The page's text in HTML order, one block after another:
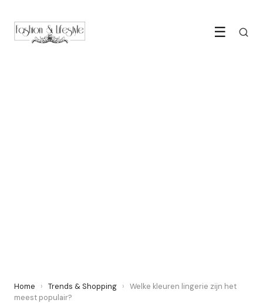
☰
Home › Trends & Shopping › Welke kleuren lingerie zijn het
meest populair?